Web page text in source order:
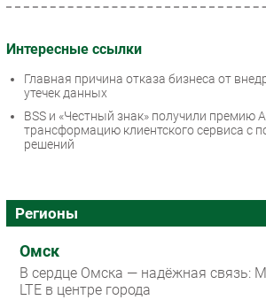
Интересные ссылки
Главная причина отказа бизнеса от
утечек данных
BSS и «Честный знак» получили премию
трансформацию клиентского сервиса с
решений
Регионы
Омск
В сердце Омска — надёжная связь:
LTE в центре города